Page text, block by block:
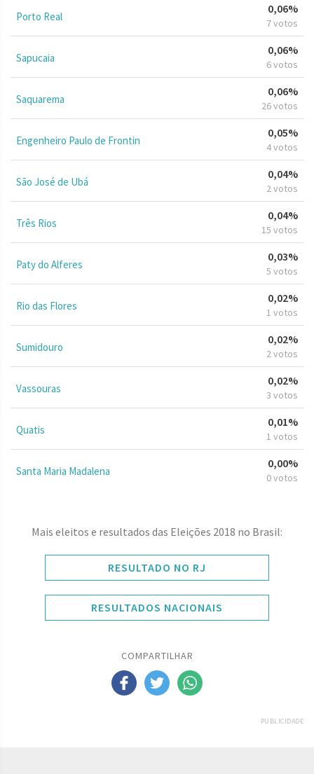
Porto Real
0,06%
7 votos
Sapucaia
0,06%
6 votos
Saquarema
0,06%
26 votos
Engenheiro Paulo de Frontin
0,05%
4 votos
São José de Ubá
0,04%
2 votos
Três Rios
0,04%
15 votos
Paty do Alferes
0,03%
5 votos
Rio das Flores
0,02%
1 votos
Sumidouro
0,02%
2 votos
Vassouras
0,02%
3 votos
Quatis
0,01%
1 votos
Santa Maria Madalena
0,00%
0 votos
Mais eleitos e resultados das Eleições 2018 no Brasil:
RESULTADO NO RJ
RESULTADOS NACIONAIS
COMPARTILHAR
PUBLICIDADE